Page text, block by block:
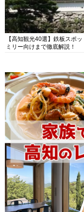
【高知観光40選】鉄板スポ
ミリー向けまで徹底解説！